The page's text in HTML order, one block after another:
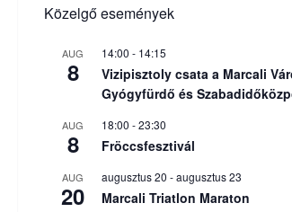
Közelgő események
AUG
8
14:00 - 14:15
Vizipisztoly csata a Marcali
Gyógyfürdő és
AUG
8
18:00 -23:30
Fröccsfesztivál
AUG
20
augusztus 20 -augusztus 23
Marcali Triatlon Maraton